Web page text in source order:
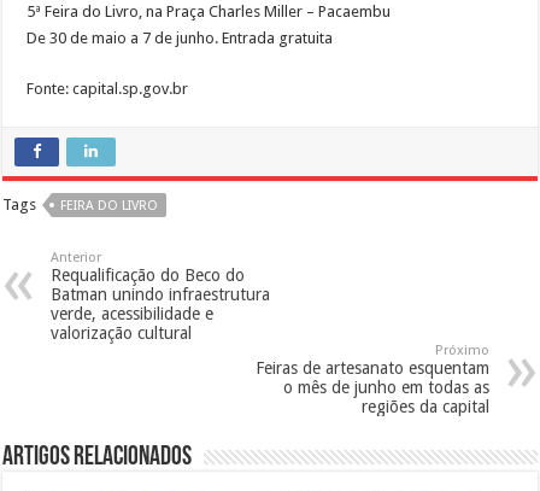
5ª Feira do Livro, na Praça Charles Miller – Pacaembu
De 30 de maio a 7 de junho. Entrada gratuita
Fonte: capital.sp.gov.br
Tags FEIRA DO LIVRO
Anterior
Requalificação do Beco do
Batman unindo infraestrutura
verde, acessibilidade e
valorização cultural
Próximo
Feiras de artesanato esquentam
o mês de junho em todas as
regiões da capital
Artigos Relacionados